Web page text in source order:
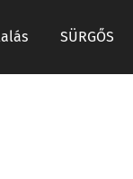
SÜRGŐS